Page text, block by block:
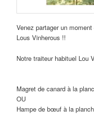
Venez partager un
Lous Vinherous !!
Notre traiteur habituel Lou
Magret de canard à la
OU
Hampe de bœuf à la